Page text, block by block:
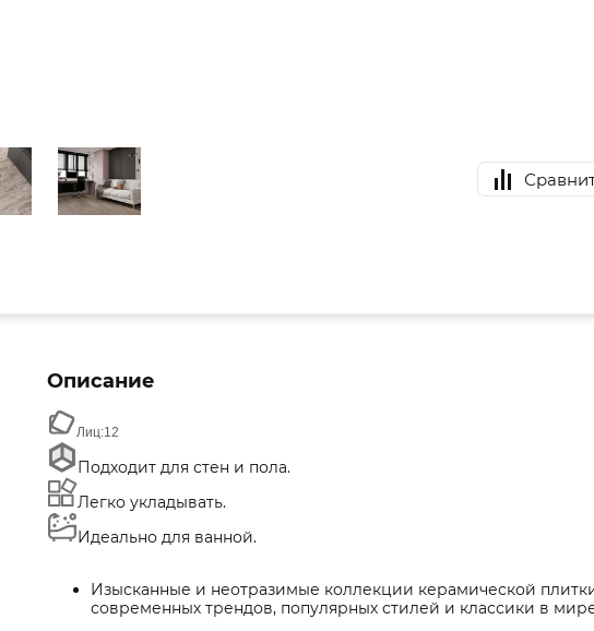
Описание
Лиц:12
Подходит для стен и пола.
Легко укладывать.
Идеально для ванной.
Изысканные и неотразимые коллекции керамической
современных трендов, популярных стилей и классики в